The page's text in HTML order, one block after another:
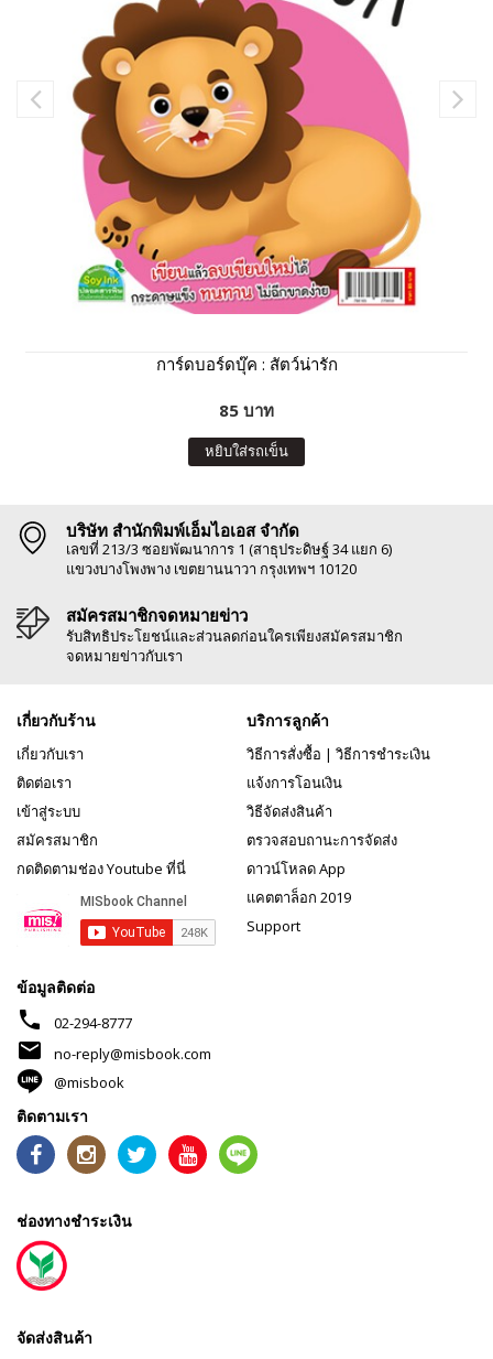
การ์ดบอร์ดบุ๊ค : สัตว์น่ารัก
85 บาท
หยิบใส่รถเข็น
บริษัท สำนักพิมพ์เอ็มไอเอส จำกัด
เลขที่ 213/3 ซอยพัฒนาการ 1 (สาธุประดิษฐ์ 34 แยก 6)
แขวงบางโพงพาง เขตยานนาวา กรุงเทพฯ 10120
สมัครสมาชิกจดหมายข่าว
รับสิทธิประโยชน์และส่วนลดก่อนใครเพียงสมัครสมาชิก
จดหมายข่าวกับเรา
เกี่ยวกับร้าน
เกี่ยวกับเรา
ติดต่อเรา
เข้าสู่ระบบ
สมัครสมาชิก
กดติดตามช่อง Youtube ที่นี่
บริการลูกค้า
วิธีการสั่งซื้อ | วิธีการชำระเงิน
แจ้งการโอนเงิน
วิธีจัดส่งสินค้า
ตรวจสอบถานะการจัดส่ง
ดาวน์โหลด App
แคตตาล็อก 2019
Support
ข้อมูลติดต่อ
phone 02-294-8777
mail
no-reply@misbook.com
@misbook
ติดตามเรา
ช่องทางชำระเงิน
จัดส่งสินค้า